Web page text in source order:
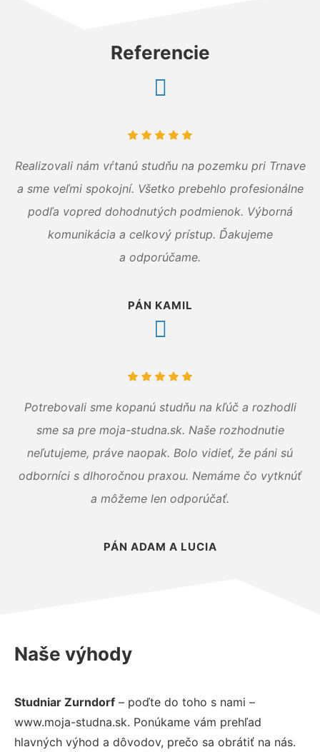
Referencie
Realizovali nám vŕtanú studňu na pozemku pri Trnave
a sme veľmi spokojní. Všetko prebehlo profesionálne
podľa vopred dohodnutých podmienok. Výborná
komunikácia a celkový prístup. Ďakujeme
a odporúčame.
PÁN KAMIL
Potrebovali sme kopanú studňu na kľúč a rozhodli
sme sa pre moja-studna.sk. Naše rozhodnutie
neľutujeme, práve naopak. Bolo vidieť, že páni sú
odborníci s dlhoročnou praxou. Nemáme čo vytknúť
a môžeme len odporúčať.
PÁN ADAM A LUCIA
Naše výhody
Studniar Zurndorf – poďte do toho s nami –
www.moja-studna.sk. Ponúkame vám prehľad
hlavných výhod a dôvodov, prečo sa obrátiť na nás.